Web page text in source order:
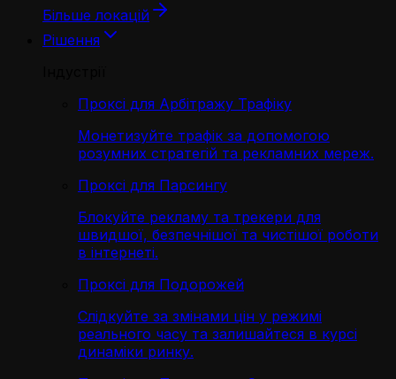
Більше локацій
Рішення
Проксі для Арбітражу Трафіку
Монетизуйте трафік за допомогою
розумних стратегій та рекламних мереж.
Проксі для Парсингу
Блокуйте рекламу та трекери для
швидшої, безпечнішої та чистішої роботи
в інтернеті.
Проксі для Подорожей
Слідкуйте за змінами цін у режимі
реального часу та залишайтеся в курсі
динаміки ринку.